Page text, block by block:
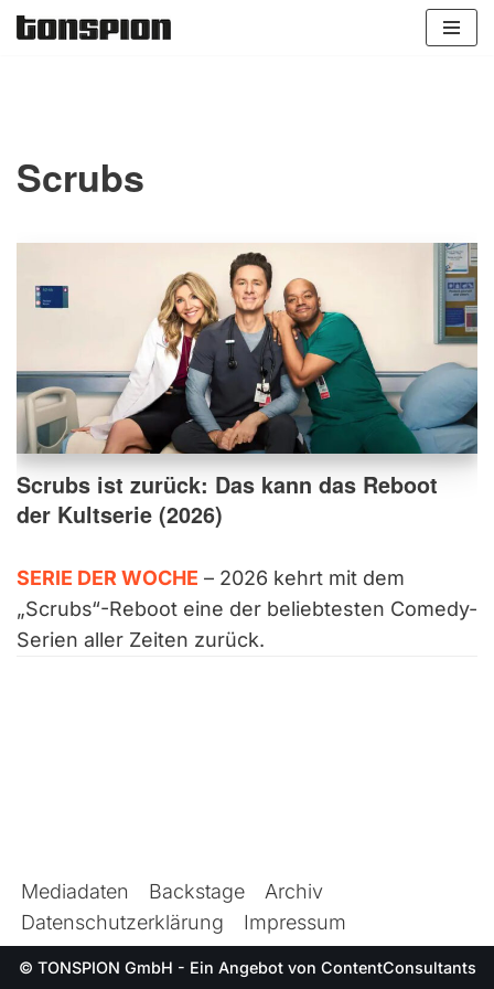
Scrubs
Scrubs ist zurück: Das kann das Reboot
der Kultserie (2026)
SERIE DER WOCHE – 2026 kehrt mit dem
„Scrubs“-Reboot eine der beliebtesten Comedy-
Serien aller Zeiten zurück.
Mediadaten Backstage
Archiv
Datenschutzerklärung
Impressum
© TONSPION GmbH - Ein Angebot von ContentConsultants